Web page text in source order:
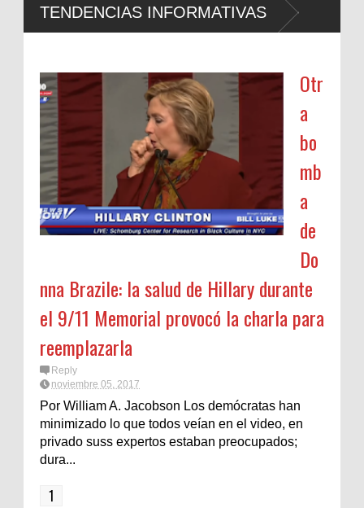
TENDENCIAS INFORMATIVAS
Otr
a
bo
mb
a
de
Do
nna Brazile: la salud de Hillary durante
el 9/11 Memorial provocó la charla para
reemplazarla
Reply
noviembre 05, 2017
Por William A. Jacobson Los demócratas han
minimizado lo que todos veían en el video, en
privado suss expertos estaban preocupados;
dura...
1